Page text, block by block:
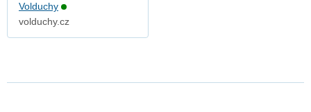
Volduchy
volduchy.cz